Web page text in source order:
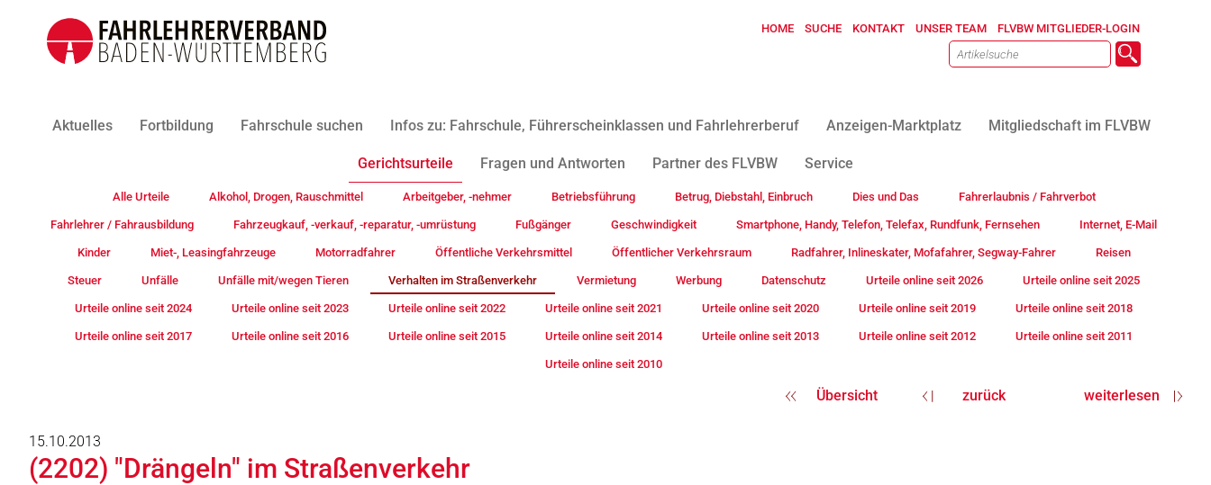
HOME SUCHE KONTAKT UNSER TEAM FLVBW MITGLIEDER-LOGIN
Aktuelles Fortbildung Fahrschule suchen Infos zu: Fahrschule, Führerscheinklassen und Fahrlehrerberuf Anzeigen-Marktplatz Mitgliedschaft im FLVBW
Gerichtsurteile Fragen und Antworten Partner des FLVBW Service
Alle Urteile Alkohol, Drogen, Rauschmittel Arbeitgeber, -nehmer Betriebsführung Betrug, Diebstahl, Einbruch Dies und Das Fahrerlaubnis / Fahrverbot
Fahrlehrer / Fahrausbildung Fahrzeugkauf, -verkauf, -reparatur, -umrüstung Fußgänger Geschwindigkeit Smartphone, Handy, Telefon, Telefax, Rundfunk, Fernsehen Internet, E-Mail
Kinder Miet-, Leasingfahrzeuge Motorradfahrer Öffentliche Verkehrsmittel Öffentlicher Verkehrsraum Radfahrer, Inlineskater, Mofafahrer, Segway-Fahrer Reisen
Steuer Unfälle Unfälle mit/wegen Tieren Verhalten im Straßenverkehr Vermietung Werbung Datenschutz Urteile online seit 2026 Urteile online seit 2025
Urteile online seit 2024 Urteile online seit 2023 Urteile online seit 2022 Urteile online seit 2021 Urteile online seit 2020 Urteile online seit 2019 Urteile online seit 2018
Urteile online seit 2017 Urteile online seit 2016 Urteile online seit 2015 Urteile online seit 2014 Urteile online seit 2013 Urteile online seit 2012 Urteile online seit 2011
Urteile online seit 2010
Übersicht zurück weiterlesen
15.10.2013
(2202) "Drängeln" im Straßenverkehr